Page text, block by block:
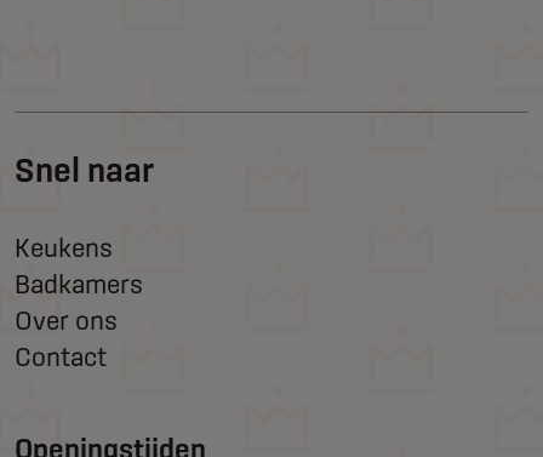
Snel naar
Keukens
Badkamers
Over ons
Contact
Openingstijden